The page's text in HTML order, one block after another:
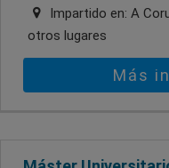
Impartido en: A
otros lugares
Más